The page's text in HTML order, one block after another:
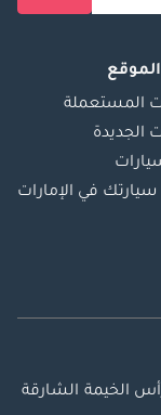
المستعملة
الجديدة
سيارتك في الإمارات
الخيمة الشارقة